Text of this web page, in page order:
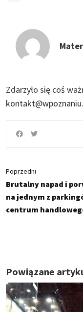
Zdarzyło się coś
Poprzedni
Brutalny napad i
na jednym z
centrum
Powiązane